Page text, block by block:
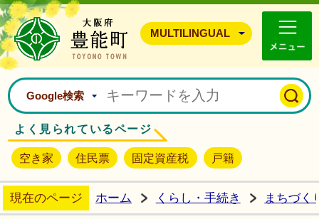
豊能町ホームページ
MULTILINGUAL
Google検索
よく見られているページ
空き家 住民票 固定資産税 戸籍
現在のページ ホーム くらし・手続き まちづく